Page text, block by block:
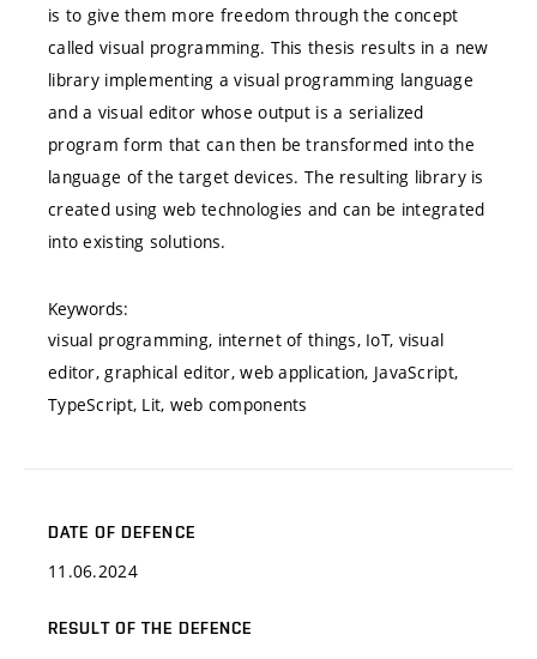
is to give them more freedom through the concept
called visual programming. This thesis results in a new
library implementing a visual programming language
and a visual editor whose output is a serialized
program form that can then be transformed into the
language of the target devices. The resulting library is
created using web technologies and can be integrated
into existing solutions.
Keywords:
visual programming, internet of things, IoT, visual
editor, graphical editor, web application, JavaScript,
TypeScript, Lit, web components
DATE OF DEFENCE
11.06.2024
RESULT OF THE DEFENCE